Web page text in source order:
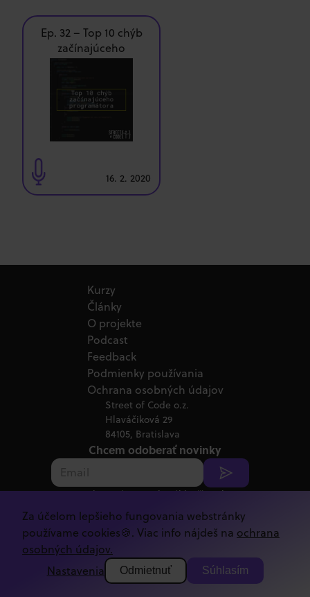
Ep. 32 – Top 10 chýb
začínajúceho
programátora
16. 2. 2020
Street of Code o.z.
Hlaváčiková 29
84105, Bratislava
Chcem odoberať novinky
Poskytnutím emailu súhlasíš s jeho
spracovaním v súlade s
GDPR.
Copyright ©2026Street of Code
Kurzy
Články
O projekte
Podcast
Feedback
Podmienky používania
Ochrana osobných údajov
Kód tejto stránky si vieš pozrieť na našomGitHub-e
Za účelom lepšieho fungovania webstránky
používame cookies🍪. Viac info nájdeš na ochrana
osobných údajov.
Nastavenia
Odmietnuť Súhlasím